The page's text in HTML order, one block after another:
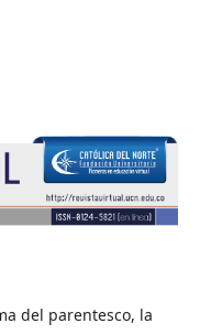
del parentesco, la